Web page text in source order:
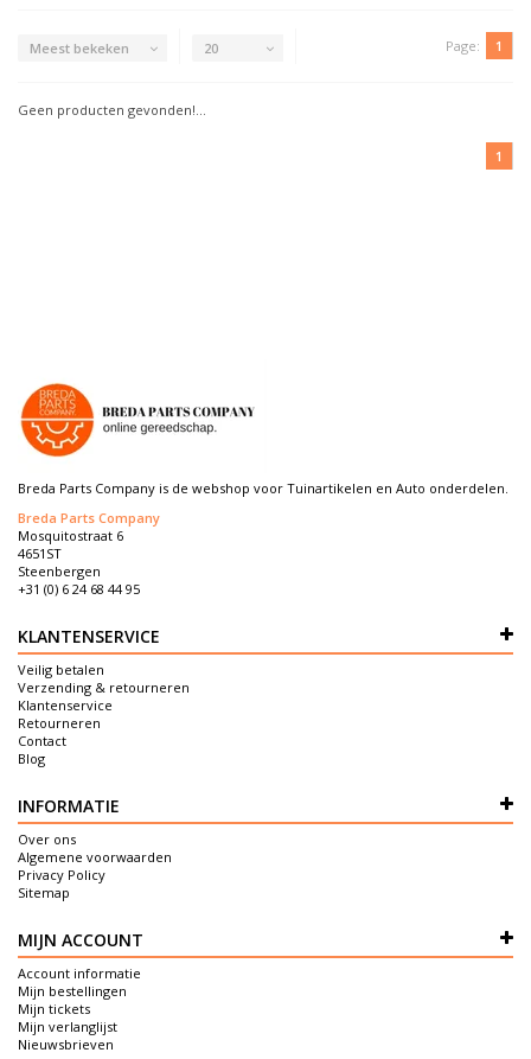
Meest bekeken 20 Page: 1
Geen producten gevonden!...
1
Breda Parts Company is de webshop voor Tuinartikelen en Auto onderdelen.
Breda Parts Company
Mosquitostraat 6
4651ST
Steenbergen
+31 (0) 6 24 68 44 95
KLANTENSERVICE
Veilig betalen
Verzending & retourneren
Klantenservice
Retourneren
Contact
Blog
INFORMATIE
Over ons
Algemene voorwaarden
Privacy Policy
Sitemap
MIJN ACCOUNT
Account informatie
Mijn bestellingen
Mijn tickets
Mijn verlanglijst
Nieuwsbrieven